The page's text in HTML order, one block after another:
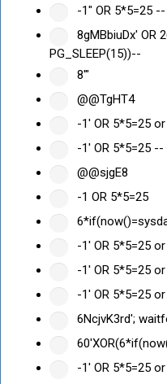
-1" OR 5*5=25 --
8gMBbiuDx' OR
PG_SLEEP(15))--
8'"
@@TgHT4
-1' OR 5*5=25
-1' OR 5*5=25 --
@@sjgE8
-1 OR 5*5=25
-1' OR 5*5=25
-1' OR 5*5=25
-1' OR 5*5=25
6NcjvK3rd';
-1' OR 5*5=25